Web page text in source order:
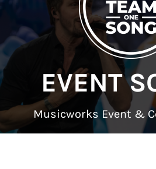
EVENT
Musicworks Event &